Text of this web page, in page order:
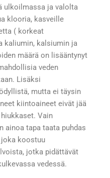
ulkoilmassa ja valolta
klooria, kasveille
( korkeat
kaliumin, kalsiumin ja
määrä on lisääntynyt
veden
Lisäksi
mutta ei täysin
kiintoaineet eivät jää
Vain
ainoa tapa taata puhdas
koostuu
jotka pidättävät
vedessä.